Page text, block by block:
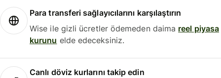
Para transferi sağlayıcılarını karşılaştırın
Wise ile gizli ücretler ödemeden daima reel piyasa
kurunu elde edeceksiniz.
Canlı döviz kurlarını takip edin